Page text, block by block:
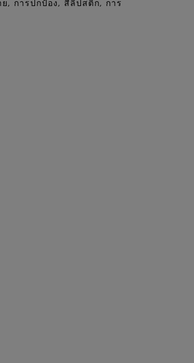
, การปกป้อง, สีลิปสติก, การ